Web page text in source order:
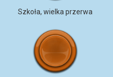
Szkoła, wielka przerwa